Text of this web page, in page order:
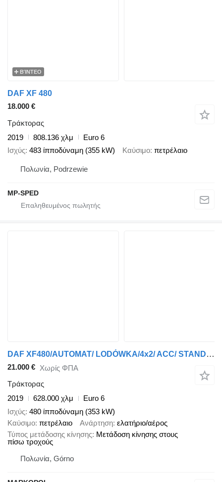
ΒΊΝΤΕΟ
DAF XF 480
18.000 €
Τράκτορας
2019
808.136 χλμ
Euro 6
Ισχύς 483 ίπποδύναμη (355 kW) Καύσιμο πετρέλαιο
Πολωνία, Podrzewie
MP-SPED
DAF XF480/AUTOMAT/ LODÓWKA/4x2/ ACC/ STANDARD
21.000 € Χωρίς ΦΠΑ
Τράκτορας
2019
628.000 χλμ
Euro 6
Ισχύς 480 ίπποδύναμη (353 kW)
Καύσιμο πετρέλαιο Ανάρτηση ελατήριο/αέρος
Τύπος μετάδοσης κίνησης Μετάδοση κίνησης στους
πίσω τροχούς
Πολωνία, Górno